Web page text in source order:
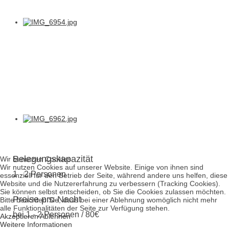
Belegungskapazität
1 - 2 Personen
Preise pro Nacht
bei 1 - 2 Personen / 80€
Wir benutzen Cookies
Wir nutzen Cookies auf unserer Website. Einige von ihnen sind
essenziell für den Betrieb der Seite, während andere uns helfen, diese
Website und die Nutzererfahrung zu verbessern (Tracking Cookies).
Sie können selbst entscheiden, ob Sie die Cookies zulassen möchten.
Bitte beachten Sie, dass bei einer Ablehnung womöglich nicht mehr
alle Funktionalitäten der Seite zur Verfügung stehen.
AkzeptierenAblehnen
Weitere Informationen